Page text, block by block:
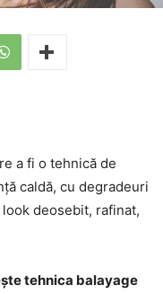
a fi o tehnică de
caldă, cu degradeuri
deosebit, rafinat,
tehnica balayage